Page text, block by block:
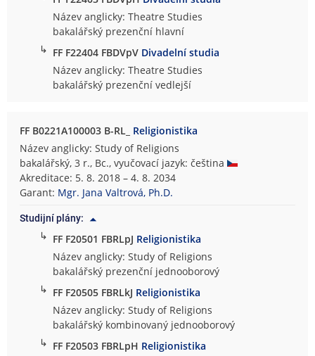
Název anglicky: Theatre Studies
bakalářský prezenční hlavní
↳ FF F22404 FBDVpV Divadelní studia
Název anglicky: Theatre Studies
bakalářský prezenční vedlejší
FF B0221A100003 B-RL_ Religionistika
Název anglicky: Study of Religions
bakalářský, 3 r., Bc., vyučovací jazyk: čeština
Akreditace: 5. 8. 2018 – 4. 8. 2034
Garant: Mgr. Jana Valtrová, Ph.D.
Studijní plány:
↳ FF F20501 FBRLpJ Religionistika
Název anglicky: Study of Religions
bakalářský prezenční jednooborový
↳ FF F20505 FBRLkJ Religionistika
Název anglicky: Study of Religions
bakalářský kombinovaný jednooborový
↳ FF F20503 FBRLpH Religionistika